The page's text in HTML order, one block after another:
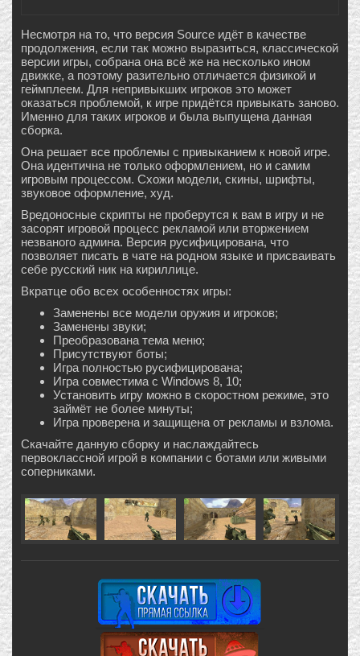
Несмотря на то, что версия Source идёт в качестве
продолжения, если так можно выразиться, классической
версии игры, собрана она всё же на несколько ином
движке, а поэтому разительно отличается физикой и
геймплеем. Для непривыкших игроков это может
оказаться проблемой, к игре придётся привыкать заново.
Именно для таких игроков и была выпущена данная
сборка.
Она решает все проблемы с привыканием к новой игре.
Она идентична не только оформлением, но и самим
игровым процессом. Схожи модели, скины, шрифты,
звуковое оформление, худ.
Вредоносные скрипты не проберутся к вам в игру и не
засорят игровой процесс рекламой или вторжением
незваного админа. Версия русифицирована, что
позволяет писать в чате на родном языке и присваивать
себе русский ник на кириллице.
Вкратце обо всех особенностях игры:
Заменены все модели оружия и игроков;
Заменены звуки;
Преобразована тема меню;
Присутствуют боты;
Игра полностью русифицирована;
Игра совместима с Windows 8, 10;
Установить игру можно в скоростном режиме, это
займёт не более минуты;
Игра проверена и защищена от рекламы и взлома.
Скачайте данную сборку и наслаждайтесь
первоклассной игрой в компании с ботами или живыми
соперниками.